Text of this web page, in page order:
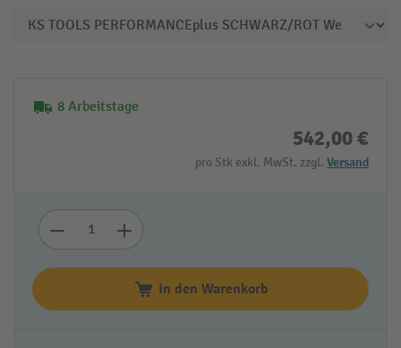
8 Arbeitstage
542,00 €
pro Stk exkl. MwSt. zzgl. Versand
In den Warenkorb